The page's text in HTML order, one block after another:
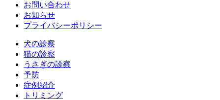
お問い合わせ
お知らせ
プライバシーポリシー
犬の診察
猫の診察
うさぎの診察
予防
症例紹介
トリミング